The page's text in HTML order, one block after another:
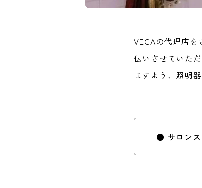
VEGAの代理店
伝いさせていた
ますよう、照明
● サロンス